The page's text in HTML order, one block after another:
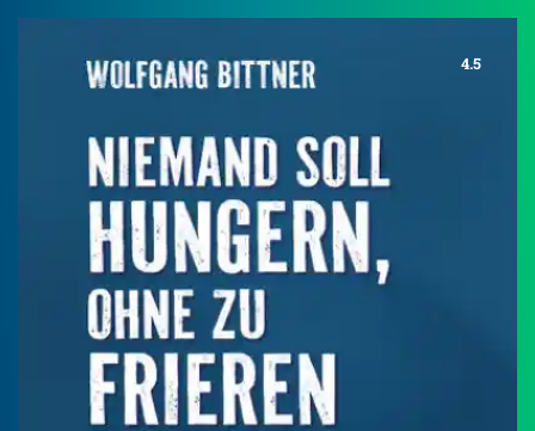
4.5